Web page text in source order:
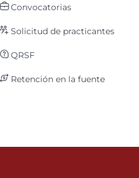
Convocatorias
Solicitud de practicantes
QRSF
Retención en la fuente